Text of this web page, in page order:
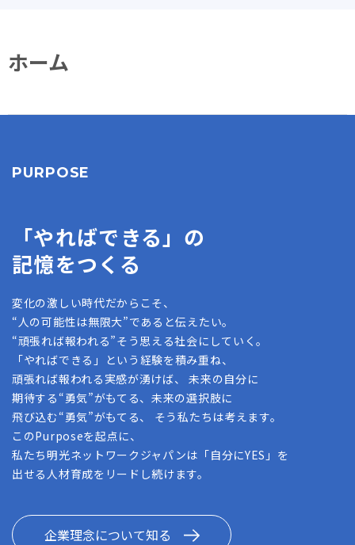
ホーム
PURPOSE
「やればできる」の
記憶をつくる
変化の激しい時代だからこそ、
“人の可能性は無限大”であると伝えたい。
“頑張れば報われる”そう思える社会にしていく。
「やればできる」という経験を積み重ね、
頑張れば報われる実感が湧けば、 未来の自分に
期待する“勇気”がもてる、未来の選択肢に
飛び込む“勇気”がもてる、 そう私たちは考えます。
このPurposeを起点に、
私たち明光ネットワークジャパンは「自分にYES」を
出せる人材育成をリードし続けます。
企業理念について知る